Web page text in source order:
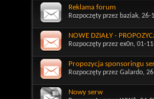
Reklama forum
Rozpoczęty przez baziak, 26-
NOWE DZIAŁY -
Rozpoczęty przez ex0n, 01-
Propozycja sponsoringu
Rozpoczęty przez Galardo,
Nowy serw